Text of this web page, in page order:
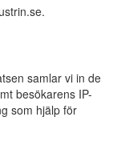
samlar vi in de
besökarens IP-
som hjälp för